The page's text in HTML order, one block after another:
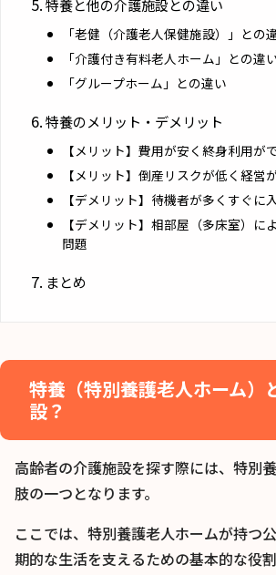
特養と他の介護施設との違い
「老健（介護老人保健施設）」との
「介護付き有料老人ホーム」との違
「グループホーム」との違い
特養のメリット・デメリット
【メリット】費用が安く終身利用が
【メリット】倒産リスクが低く経営
【デメリット】待機者が多くすぐに
【デメリット】相部屋（多床室）に
問題
まとめ
特養（特別養護老人ホーム）
設？
高齢者の介護施設を探す際には、特別
肢の一つとなります。
ここでは、特別養護老人ホームが持つ
期的な生活を支えるための基本的な役